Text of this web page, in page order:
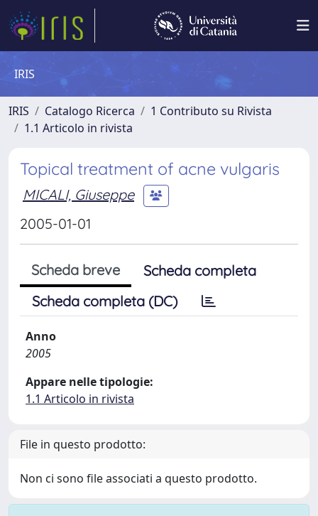
IRIS
IRIS Catalogo Ricerca
1 Contributo su Rivista
1.1 Articolo in rivista
Topical treatment of acne vulgaris
MICALI, Giuseppe
2005-01-01
Scheda breve
Scheda completa
Scheda completa (DC)
Anno
2005
Appare nelle tipologie:
1.1 Articolo in rivista
File in questo prodotto:
Non ci sono file associati a questo prodotto.